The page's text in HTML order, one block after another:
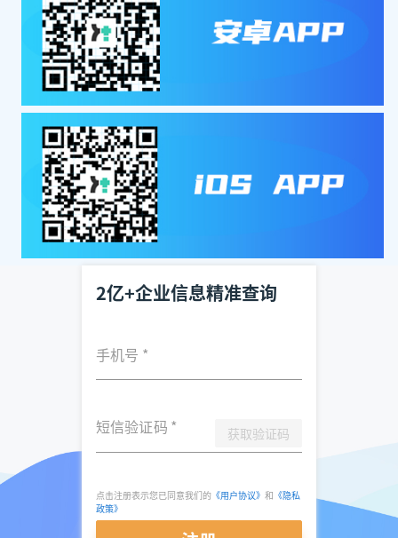
2亿+企业信息精准查询
手机号 *
短信验证码 * 获取验证码
点击注册表示您已同意我们的 《用户协议》 和 《隐私
政策》